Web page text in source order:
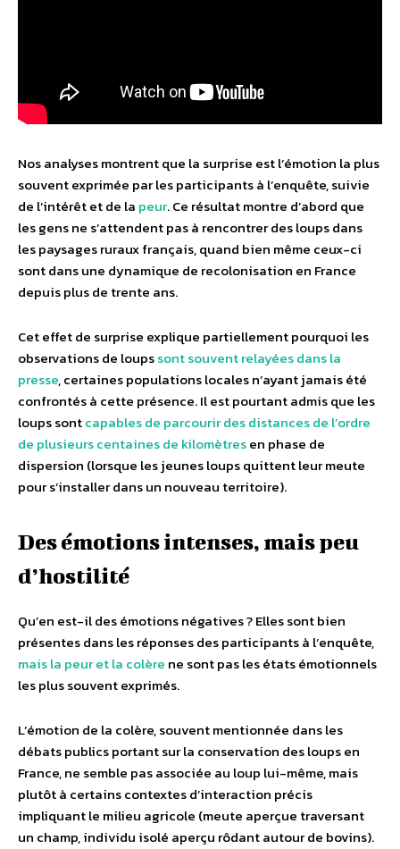
Nos analyses montrent que la surprise est l’émotion la plus
souvent exprimée par les participants à l’enquête, suivie
de l’intérêt et de la peur. Ce résultat montre d’abord que
les gens ne s’attendent pas à rencontrer des loups dans
les paysages ruraux français, quand bien même ceux-ci
sont dans une dynamique de recolonisation en France
depuis plus de trente ans.
Cet effet de surprise explique partiellement pourquoi les
observations de loupssont souvent relayées dans la
presse, certaines populations locales n’ayant jamais été
confrontés à cette présence. Il est pourtant admis que les
loups sontcapables de parcourir des distances de l’ordre
de plusieurs centaines de kilomètresen phase de
dispersion (lorsque les jeunes loups quittent leur meute
pour s’installer dans un nouveau territoire).
Des émotions intenses, mais peu
d’hostilité
Qu’en est-il des émotions négatives ? Elles sont bien
présentes dans les réponses des participants à l’enquête,
mais la peur et la colère ne sont pas les états émotionnels
les plus souvent exprimés.
L’émotion de la colère, souvent mentionnée dans les
débats publics portant sur la conservation des loups en
France, ne semble pas associée au loup lui-même, mais
plutôt à certains contextes d’interaction précis
impliquant le milieu agricole (meute aperçue traversant
un champ, individu isolé aperçu rôdant autour de bovins).